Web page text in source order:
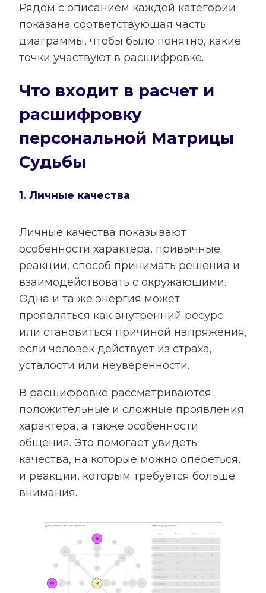
Рядом с описанием каждой категории
показана соответствующая часть
диаграммы, чтобы было понятно, какие
точки участвуют в расшифровке.
Что входит в расчет и
расшифровку
персональной Матрицы
Судьбы
1. Личные качества
Личные качества показывают
особенности характера, привычные
реакции, способ принимать решения и
взаимодействовать с окружающими.
Одна и та же энергия может
проявляться как внутренний ресурс
или становиться причиной напряжения,
если человек действует из страха,
усталости или неуверенности.
В расшифровке рассматриваются
положительные и сложные проявления
характера, а также особенности
общения. Это помогает увидеть
качества, на которые можно опереться,
и реакции, которым требуется больше
внимания.